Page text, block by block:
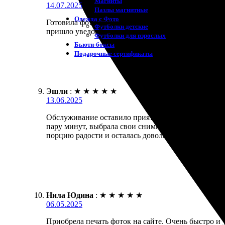
Пазлы магнитные
Одежда с Фото
Футболки детские
Футболки для взрослых
Бьюти-боксы
Подарочные сертификаты
14.07.2025
Готовила фотографии для подарка и выбрала
пришло уведомление о готовности. Качество
Эшли : ★ ★ ★ ★ ★
13.06.2025
Обслуживание оставило приятное впечатление.
пару минут, выбрала свои снимки и оформила
порцию радости и осталась довольна. Рекомендую
Нила Юдина : ★ ★ ★ ★ ★
06.05.2025
Приобрела печать фоток на сайте. Очень быстро и